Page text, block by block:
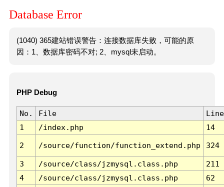
Database Error
(1040) 365建站错误警告：连接数据库失败，可能的原
因：1、数据库密码不对; 2、mysql未启动。
PHP Debug
No. File
Line
1
/index.php 14
2 /source/function/function_extend.php 324
3 /source/class/jzmysql.class.php
211
4
/source/class/jzmysql.class.php
62